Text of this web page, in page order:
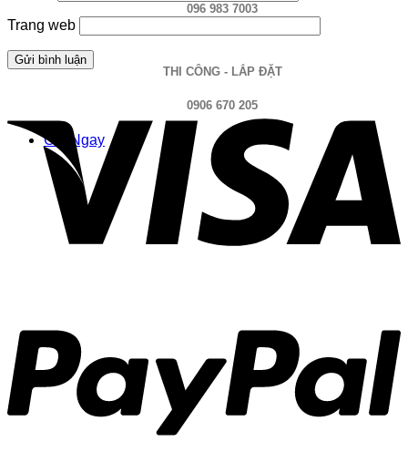
096 983 7003
THI CÔNG - LẮP ĐẶT
0906 670 205
Gọi Ngay
Trang web